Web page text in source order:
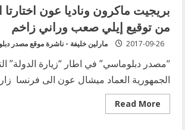
بريجيت ماكرون وناديا عون اختارتا
من توقيع إيلي صعب وراني زاخم
مارلين خليفة - ناشرة موقع مصدر 2017-09-26
“مصدر دبلوماسي” في اطار “زيارة الدولة”
الجمهورية العماد ميشال عون الى فرنسا
Read More
Read
more